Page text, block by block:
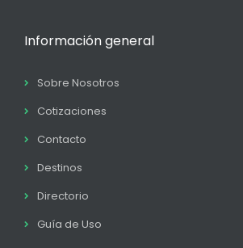
Información general
Sobre Nosotros
Cotizaciones
Contacto
Destinos
Directorio
Guía de Uso